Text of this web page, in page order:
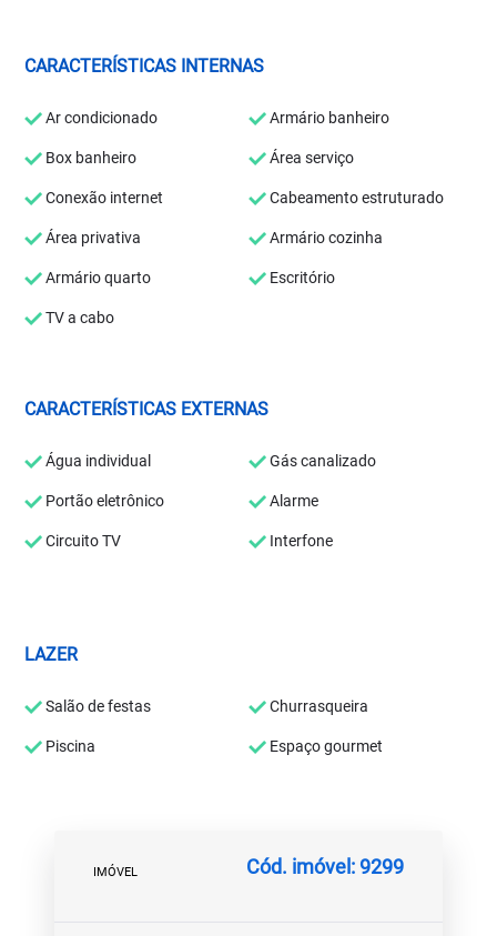
CARACTERÍSTICAS INTERNAS
Ar condicionado Armário banheiro
Box banheiro Área serviço
Conexão internet Cabeamento estruturado
Área privativa Armário cozinha
Armário quarto Escritório
TV a cabo
CARACTERÍSTICAS EXTERNAS
Água individual Gás canalizado
Portão eletrônico Alarme
Circuito TV Interfone
LAZER
Salão de festas Churrasqueira
Piscina Espaço gourmet
IMÓVEL Cód. imóvel: 9299